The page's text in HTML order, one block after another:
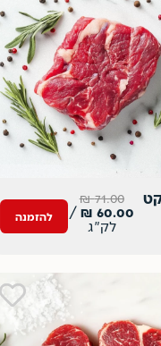
71.00
₪
60.00
₪
/
לק"ג
להזמנה